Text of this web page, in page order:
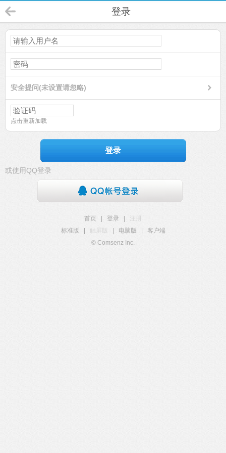
登录
安全提问(未设置请忽略)
点击重新加载
登录
或使用QQ登录
首页 登录
注册
标准版
触屏版 电脑版
客户端
© Comsenz Inc.